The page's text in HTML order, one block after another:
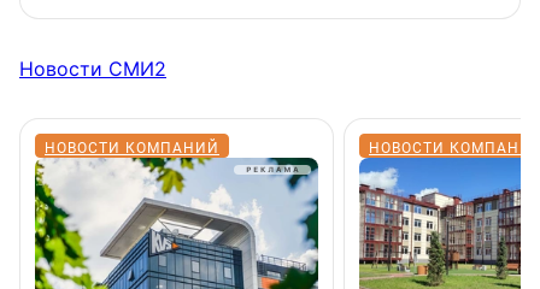
Новости СМИ2
НОВОСТИ КОМПАНИЙ НОВОСТИ